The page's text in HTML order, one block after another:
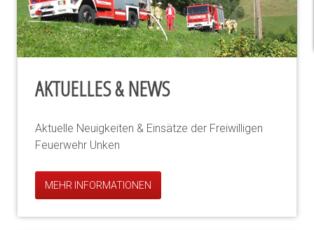
AKTUELLES & NEWS
Aktuelle Neuigkeiten & Einsätze der Freiwilligen
Feuerwehr Unken
MEHR INFORMATIONEN